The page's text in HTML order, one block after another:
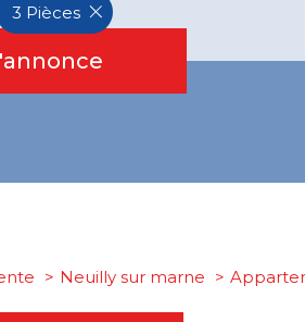
3 Pièces
Neuilly sur marne